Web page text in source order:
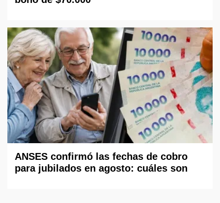
ANSES confirmó las fechas de cobro
para jubilados en agosto: cuáles son